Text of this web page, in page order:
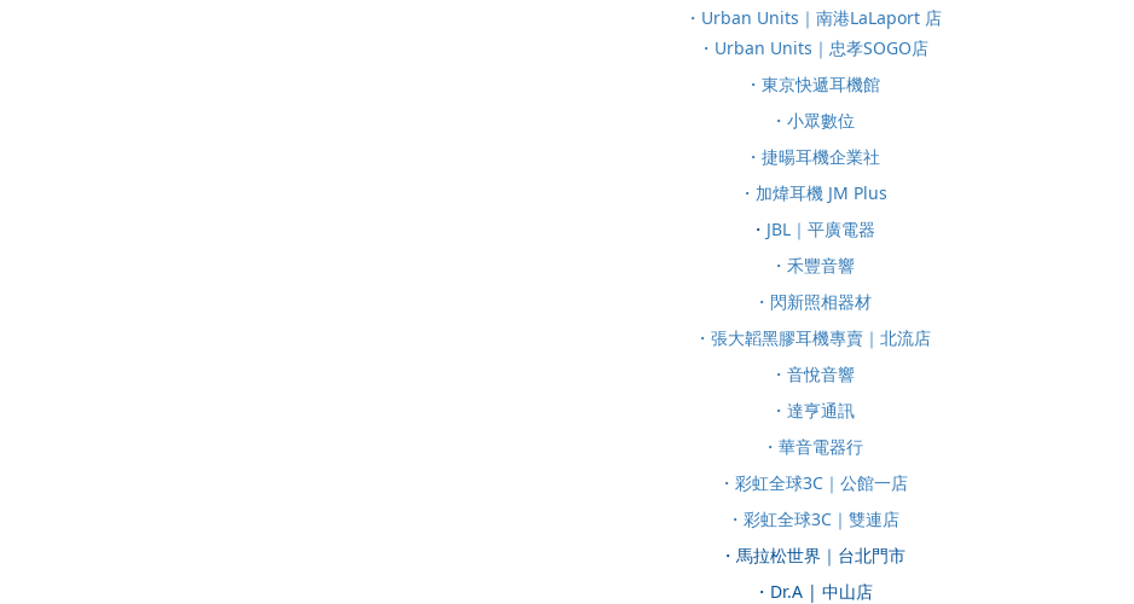
・Urban Units｜南港LaLaport 店
・Urban Units｜忠孝SOGO店
・東京快遞耳機館
・小眾數位
・捷暘耳機企業社
・加煒耳機 JM Plus
・ JBL｜平廣電器
・禾豐音響
・閃新照相器材
・張大韜黑膠耳機專賣｜北流店
・音悅音響
・達亨通訊
・華音電器行
・彩虹全球3C｜公館一店
・彩虹全球3C｜雙連店
・馬拉松世界｜台北門市
・Dr.A | 中山店